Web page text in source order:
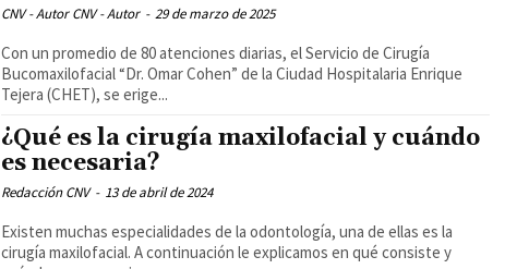
CNV - Autor CNV - Autor - 29 de marzo de 2025
Con un promedio de 80 atenciones diarias, el Servicio de Cirugía
Bucomaxilofacial “Dr. Omar Cohen” de la Ciudad Hospitalaria Enrique
Tejera (CHET), se erige...
¿Qué es la cirugía maxilofacial y cuándo
es necesaria?
Redacción CNV - 13 de abril de 2024
Existen muchas especialidades de la odontología, una de ellas es la
cirugía maxilofacial. A continuación le explicamos en qué consiste y